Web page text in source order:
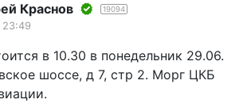
Краснов 19094
в 10.30 в понедельник 29.06.
шоссе, д 7, стр 2. Морг ЦКБ